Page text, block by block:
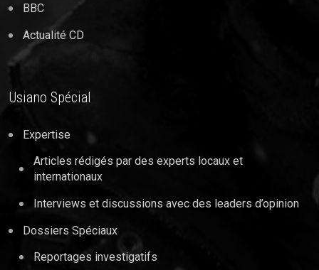
BBC
Actualité CD
Usiano Spécial
Expertise
Articles rédigés par des experts locaux et
internationaux
Interviews et discussions avec des leaders d’opinion
Dossiers Spéciaux
Reportages investigatifs